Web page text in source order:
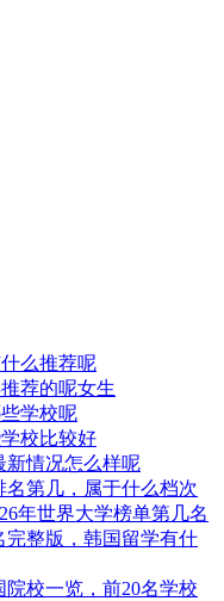
么推荐呢
荐的呢女生
学校呢
校比较好
新情况怎么样呢
名第几，属于什么档次
年世界大学榜单第几名
完整版，韩国留学有什
院校一览，前20名学校